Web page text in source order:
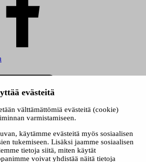
evästeitä
välttämättömiä evästeitä (cookie)
varmistamiseen.
käytämme evästeitä myös sosiaalisen
tukemiseen. Lisäksi jaamme sosiaalisen
tietoja siitä, miten käytät
voivat yhdistää näitä tietoja